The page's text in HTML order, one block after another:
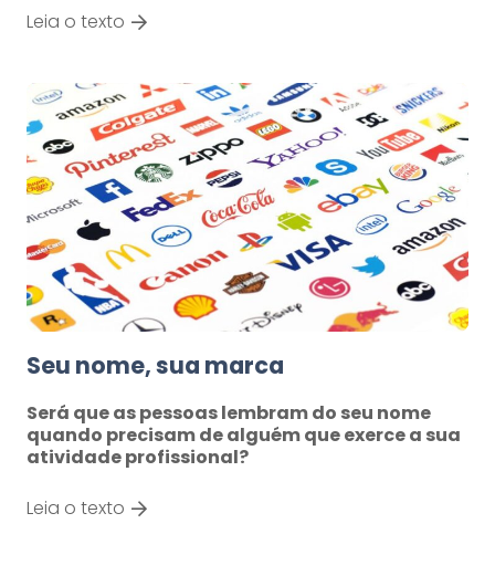
Leia o texto
Seu nome, sua marca
Será que as pessoas lembram do seu nome
quando precisam de alguém que exerce a sua
atividade profissional?
Leia o texto